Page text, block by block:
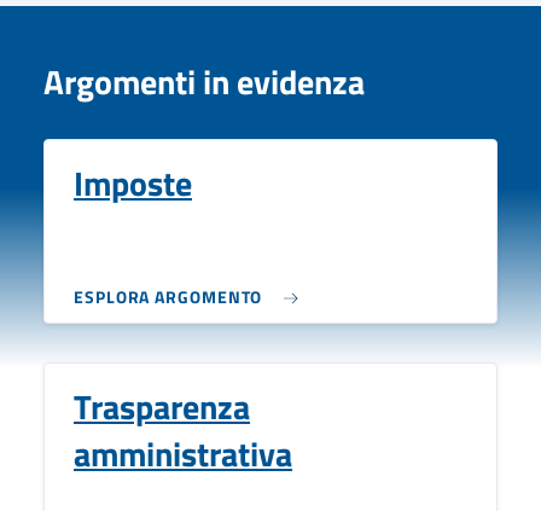
Argomenti in evidenza
Imposte
ESPLORA ARGOMENTO
Trasparenza
amministrativa